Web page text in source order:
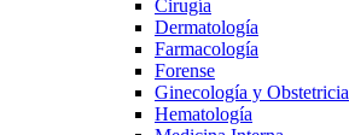
Cirugía
Dermatología
Farmacología
Forense
Ginecología y Obstetricia
Hematología